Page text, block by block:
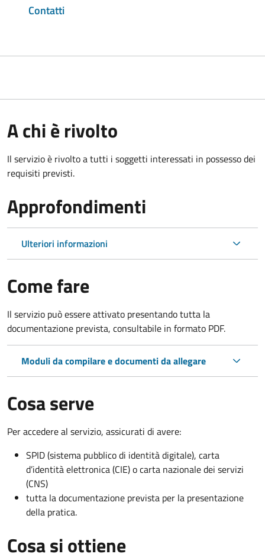
Contatti
A chi è rivolto
Il servizio è rivolto a tutti i soggetti interessati in possesso dei
requisiti previsti.
Approfondimenti
Ulteriori informazioni
Come fare
Il servizio può essere attivato presentando tutta la
documentazione prevista, consultabile in formato PDF.
Moduli da compilare e documenti da allegare
Cosa serve
Per accedere al servizio, assicurati di avere:
SPID (sistema pubblico di identità digitale), carta
d’identità elettronica (CIE) o carta nazionale dei servizi
(CNS)
tutta la documentazione prevista per la presentazione
della pratica.
Cosa si ottiene